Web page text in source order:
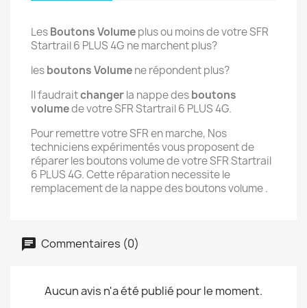
LesBoutons Volumeplus ou moins de votre SFR
Startrail 6 PLUS 4G ne marchent plus?
lesboutons Volumene répondent plus?
Il faudraitchangerla nappe desboutons
volumede votre SFR Startrail 6 PLUS 4G.
Pour remettre votre SFR en marche, Nos
techniciens expérimentés vous proposent de
réparer les boutons volume de votre SFR Startrail
6 PLUS 4G. Cette réparation necessite le
remplacement de la nappe des boutons volume .
Commentaires (0)
Aucun avis n'a été publié pour le moment.